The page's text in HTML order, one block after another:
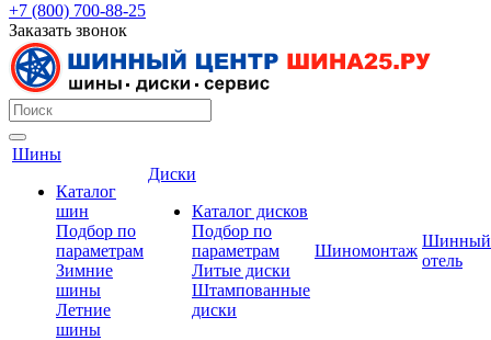
+7 (800) 700-88-25
Заказать звонок
Шины
Каталог
шин
Подбор по
параметрам
Зимние
шины
Летние
шины
Диски
Каталог дисков
Подбор по
параметрам
Литые диски
Штампованные
диски
Шиномонтаж
Шинный
отель